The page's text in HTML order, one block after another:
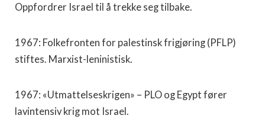
Oppfordrer Israel til å trekke seg tilbake.
1967: Folkefronten for palestinsk frigjøring (PFLP)
stiftes. Marxist-leninistisk.
1967: «Utmattelseskrigen» – PLO og Egypt fører
lavintensiv krig mot Israel.